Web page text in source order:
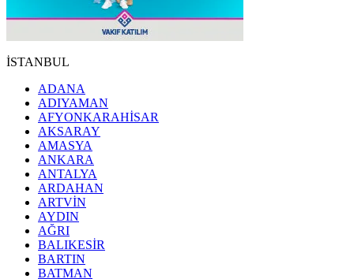
İSTANBUL
ADANA
ADIYAMAN
AFYONKARAHİSAR
AKSARAY
AMASYA
ANKARA
ANTALYA
ARDAHAN
ARTVİN
AYDIN
AĞRI
BALIKESİR
BARTIN
BATMAN